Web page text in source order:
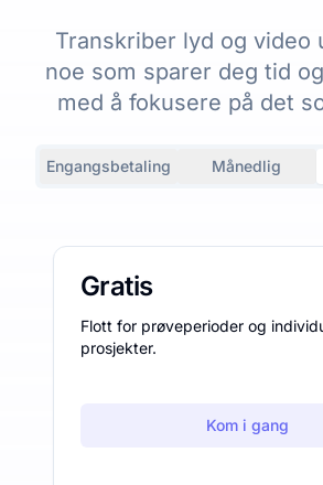
Transkriber lyd og video
noe som sparer deg tid
med å fokusere på det
Engangsbetaling Månedlig
Gratis
Flott for prøveperioder og
prosjekter.
Kom i gang